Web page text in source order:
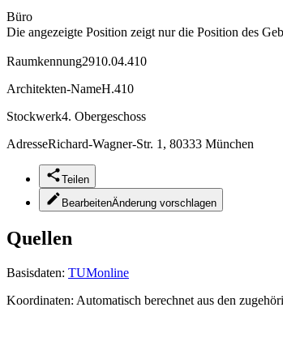
Büro
Die angezeigte Position zeigt nur die Position des
Raumkennung2910.04.410
Architekten-NameH.410
Stockwerk4. Obergeschoss
AdresseRichard-Wagner-Str. 1, 80333 München
Teilen
BearbeitenÄnderung vorschlagen
Quellen
Basisdaten: TUMonline
Koordinaten: Automatisch berechnet aus den